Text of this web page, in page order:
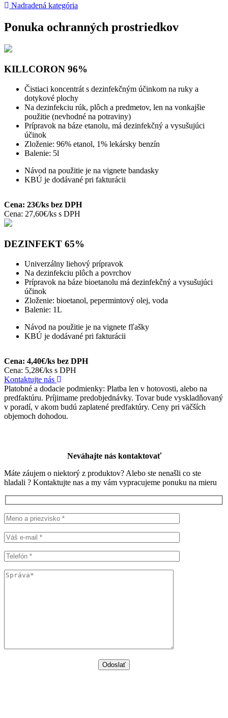
Nadradená kategória
Ponuka ochranných prostriedkov
KILLCORON 96%
Čistiaci koncentrát s dezinfekčným účinkom na ruky a
dotykové plochy
Na dezinfekciu rúk, plôch a predmetov, len na vonkajšie
použitie (nevhodné na potraviny)
Prípravok na báze etanolu, má dezinfekčný a vysušujúci
účinok
Zloženie: 96% etanol, 1% lekársky benzín
Balenie: 5l
Návod na použitie je na vignete bandasky
KBÚ je dodávané pri fakturácii
Cena: 23€/ks bez DPH
Cena: 27,60€/ks s DPH
DEZINFEKT 65%
Univerzálny liehový prípravok
Na dezinfekciu plôch a povrchov
Prípravok na báze bioetanolu má dezinfekčný a vysušujúci
účinok
Zloženie: bioetanol, pepermintový olej, voda
Balenie: 1L
Návod na použitie je na vignete fľašky
KBÚ je dodávané pri fakturácii
Cena: 4,40€/ks bez DPH
Cena: 5,28€/ks s DPH
Kontaktujte nás
Platobné a dodacie podmienky: Platba len v hotovosti, alebo na
predfaktúru. Príjimame predobjednávky. Tovar bude vyskladňovaný
v poradí, v akom budú zaplatené predfaktúry. Ceny pri väčších
objemoch dohodou.
Neváhajte nás kontaktovať
Máte záujem o niektorý z produktov? Alebo ste nenašli co ste
hladali ? Kontaktujte nas a my vám vypracujeme ponuku na mieru